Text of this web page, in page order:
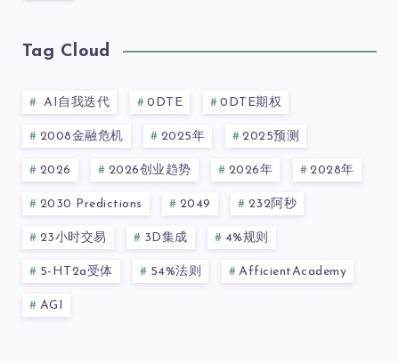
Tag Cloud
AI自我迭代 0DTE 0DTE期权
2008金融危机 2025年 2025预测
2026 2026创业趋势 2026年 2028年
2030 Predictions 2049 232阿秒
23小时交易 3D集成 4%规则
5-HT2a受体 54%法则 AfficientAcademy
AGI